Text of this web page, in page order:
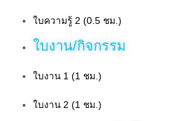
ใบความรู้ 2 (0.5 ชม.)
ใบงาน/กิจกรรม
ใบงาน 1 (1 ชม.)
ใบงาน 2 (1 ชม.)